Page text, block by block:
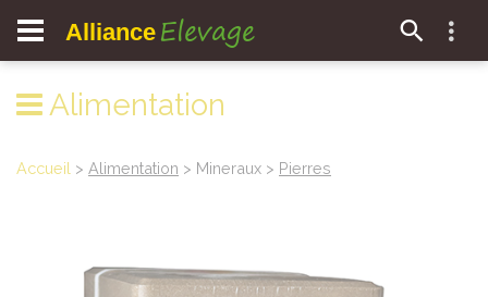
Alliance Elevage
Alimentation
Accueil > Alimentation > Mineraux > Pierres